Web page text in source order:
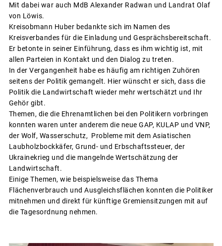
Mit dabei war auch MdB Alexander Radwan und Landrat Olaf
von Löwis.
Kreisobmann Huber bedankte sich im Namen des
Kreisverbandes für die Einladung und Gesprächsbereitschaft.
Er betonte in seiner Einführung, dass es ihm wichtig ist, mit
allen Parteien in Kontakt und den Dialog zu treten.
In der Vergangenheit habe es häufig am richtigen Zuhören
seitens der Politik gemangelt. Hier wünscht er sich, dass die
Politik die Landwirtschaft wieder mehr wertschätzt und Ihr
Gehör gibt.
Themen, die die Ehrenamtlichen bei den Politikern vorbringen
konnten waren unter anderem die neue GAP, KULAP und VNP,
der Wolf, Wasserschutz, Probleme mit dem Asiatischen
Laubholzbockkäfer, Grund- und Erbschaftssteuer, der
Ukrainekrieg und die mangelnde Wertschätzung der
Landwirtschaft.
Einige Themen, wie beispielsweise das Thema
Flächenverbrauch und Ausgleichsflächen konnten die Politiker
mitnehmen und direkt für künftige Gremiensitzungen mit auf
die Tagesordnung nehmen.